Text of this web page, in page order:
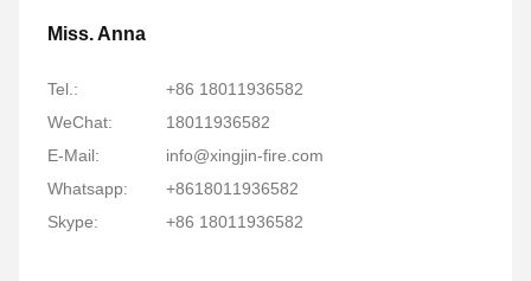
Miss. Anna
Tel.:
+86 18011936582
WeChat:
18011936582
E-Mail:
info@xingjin-fire.com
Whatsapp:
+8618011936582
Skype:
+86 18011936582